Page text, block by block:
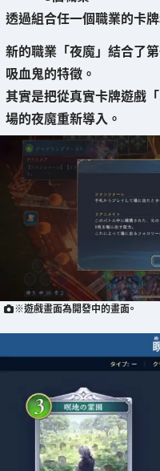
透過組合任一個職業的卡
新的職業「夜魔」結合了
吸血鬼的特徵。
其實是把從真實卡牌遊戲
場的夜魔重新導入。
※遊戲畫面為開發中的畫面。